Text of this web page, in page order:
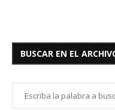
BUSCAR EN EL